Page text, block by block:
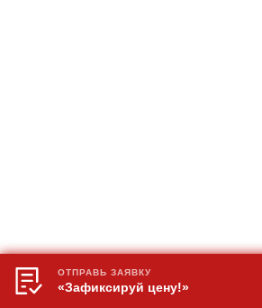
ОТПРАВЬ ЗАЯВКУ
«Зафиксируй цену!»